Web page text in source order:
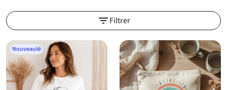
Découvrez notre sélection de cadeaux
filter_listFiltrer
Nouveauté